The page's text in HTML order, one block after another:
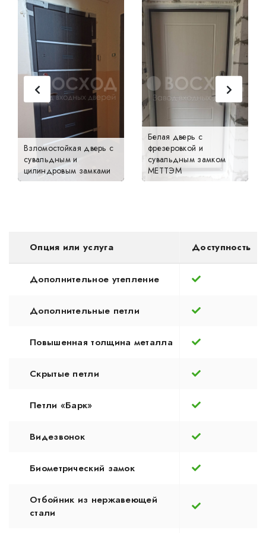
Взломостойкая дверь с
сувальдным и
цилиндровым замками
Белая дверь с
фрезеровкой и
сувальдным замком
МЕТТЭМ
Опция или услуга Доступность
Дополнительное утепление
Дополнительные петли
Повышенная толщина металла
Скрытые петли
Петли «Барк»
Видезвонок
Биометрический замок
Отбойник из нержавеющей
стали